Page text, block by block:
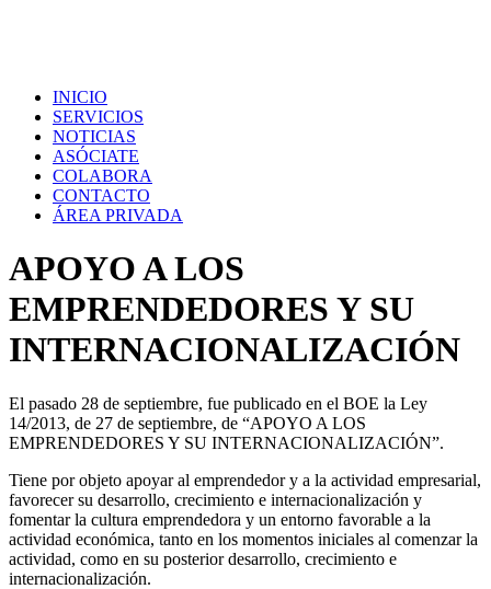
INICIO
SERVICIOS
NOTICIAS
ASÓCIATE
COLABORA
CONTACTO
ÁREA PRIVADA
APOYO A LOS
EMPRENDEDORES Y SU
INTERNACIONALIZACIÓN
El pasado 28 de septiembre, fue publicado en el BOE la Ley
14/2013, de 27 de septiembre, de “APOYO A LOS
EMPRENDEDORES Y SU INTERNACIONALIZACIÓN”.
Tiene por objeto apoyar al emprendedor y a la actividad empresarial,
favorecer su desarrollo, crecimiento e internacionalización y
fomentar la cultura emprendedora y un entorno favorable a la
actividad económica, tanto en los momentos iniciales al comenzar la
actividad, como en su posterior desarrollo, crecimiento e
internacionalización.